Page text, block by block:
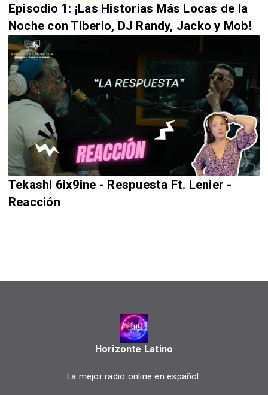
Episodio 1: ¡Las Historias Más Locas de la
Noche con Tiberio, DJ Randy, Jacko y Mob!
Tekashi 6ix9ine - Respuesta Ft. Lenier -
Reacción
Horizonte Latino
La mejor radio online en español.